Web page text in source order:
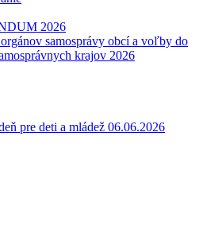
2026
samosprávy obcí a voľby do
krajov 2026
pre deti a mládež 06.06.2026